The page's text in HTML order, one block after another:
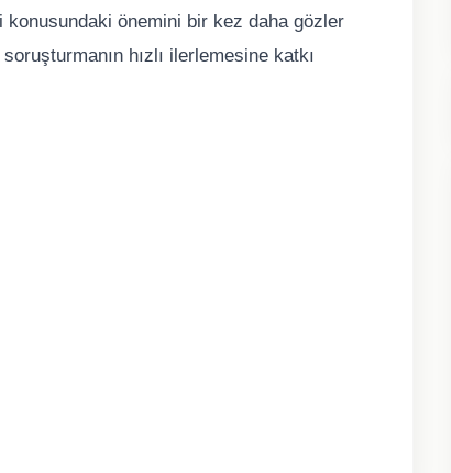
konusundaki önemini bir kez daha gözler
hızlı ilerlemesine katkı